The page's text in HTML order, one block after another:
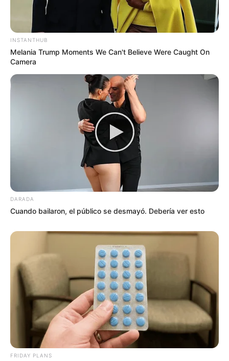
INSTANTHUB
Melania Trump Moments We Can't Believe Were Caught On
Camera
DARADA
Cuando bailaron, el público se desmayó. Debería ver esto
FRIDAY PLANS